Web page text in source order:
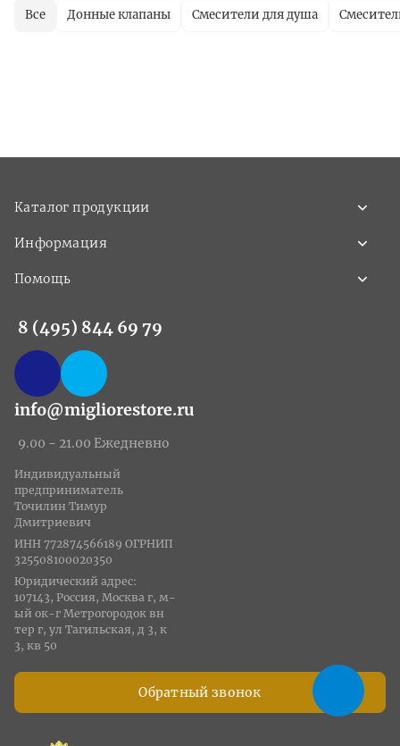
Все Донные клапаны Смесители для душа
Каталог продукции
Информация
Помощь
8 (495) 844 69 79
info@migliorestore.ru
9.00 - 21.00 Ежедневно
Обратный звонок
Индивидуальный
предприниматель
Точилин Тимур
Дмитриевич
ИНН 772874566189 ОГРНИП
325508100020350
Юридический адрес:
107143, Россия, Москва г, м-
ый ок-г Метрогородок вн
тер г, ул Тагильская, д 3, к
3, кв 50